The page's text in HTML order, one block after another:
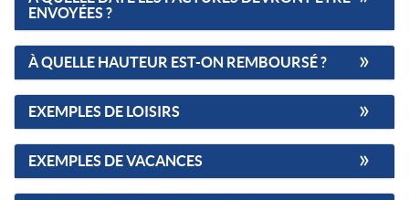
ENVOYÉES ?
À QUELLE HAUTEUR EST-ON REMBOURSÉ ?
EXEMPLES DE LOISIRS
EXEMPLES DE VACANCES